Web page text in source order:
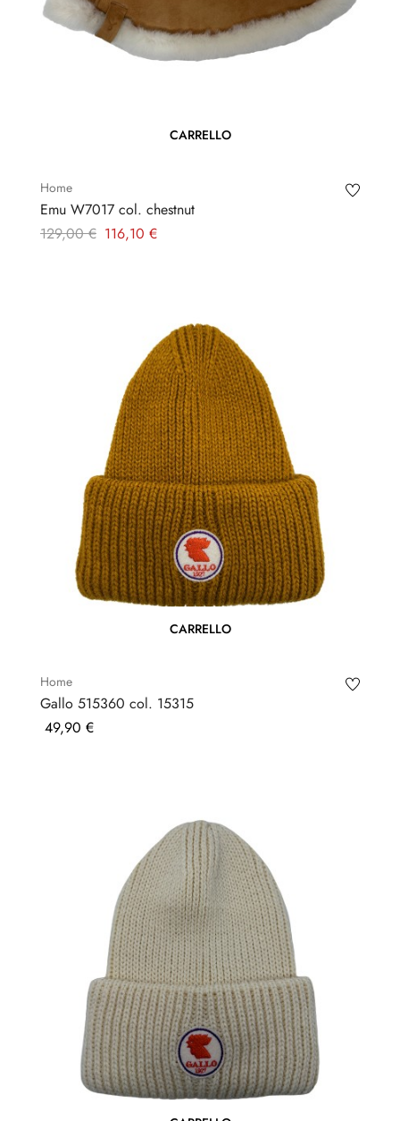
CARRELLO
Home
Emu W7017 col. chestnut
Prezzo
129,00 € Prezzo
116,10 €
CARRELLO
Home
Gallo 515360 col. 15315
Prezzo
49,90 €